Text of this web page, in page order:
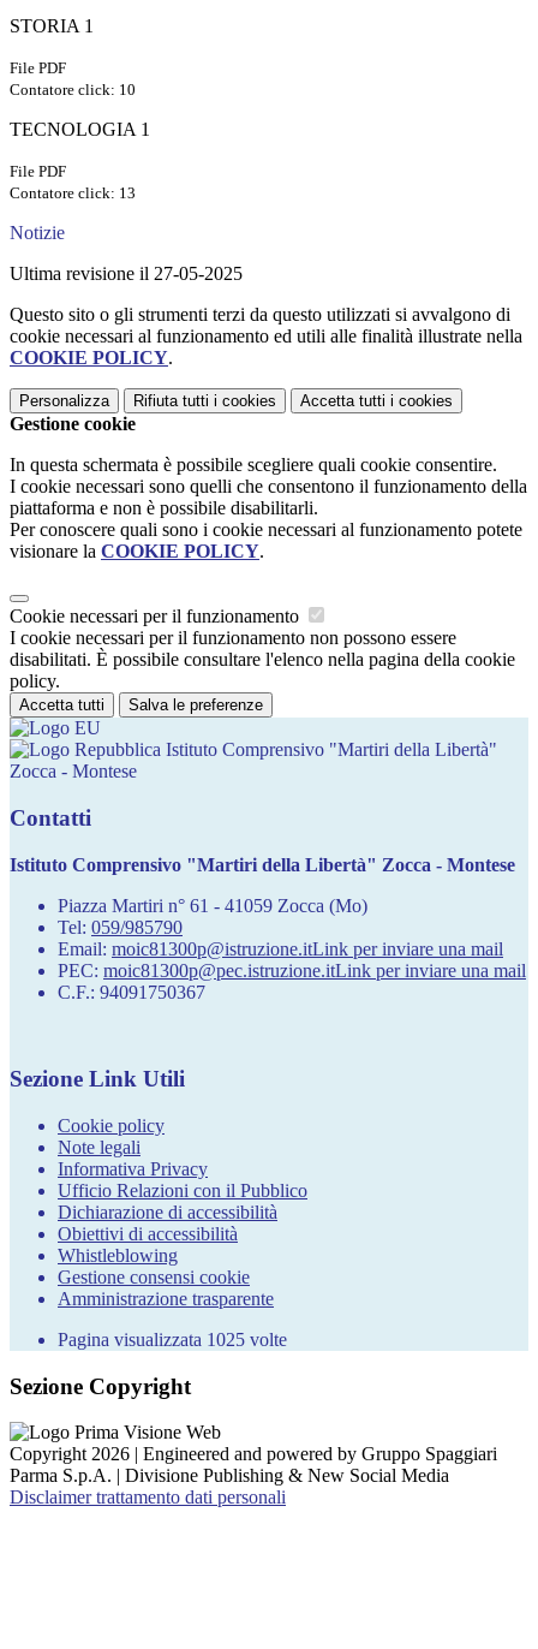
STORIA 1
File PDF
Contatore click: 10
TECNOLOGIA 1
File PDF
Contatore click: 13
Notizie
Ultima revisione il 27-05-2025
Questo sito o gli strumenti terzi da questo utilizzati si avvalgono di
cookie necessari al funzionamento ed utili alle finalità illustrate nella
COOKIE POLICY.
Personalizza Rifiuta tutti i cookies Accetta tutti i cookies
Gestione cookie
In questa schermata è possibile scegliere quali cookie consentire.
I cookie necessari sono quelli che consentono il funzionamento della
piattaforma e non è possibile disabilitarli.
Per conoscere quali sono i cookie necessari al funzionamento potete
visionare la COOKIE POLICY.
Cookie necessari per il funzionamento
I cookie necessari per il funzionamento non possono essere
disabilitati. È possibile consultare l'elenco nella pagina della cookie
policy.
Accetta tutti Salva le preferenze
Istituto Comprensivo "Martiri della Libertà"
Zocca - Montese
Contatti
Istituto Comprensivo "Martiri della Libertà" Zocca - Montese
Piazza Martiri n° 61 - 41059 Zocca (Mo)
Tel: 059/985790
Email: moic81300p@istruzione.itLink per inviare una mail
PEC: moic81300p@pec.istruzione.itLink per inviare una mail
C.F.: 94091750367
Sezione Link Utili
Cookie policy
Note legali
Informativa Privacy
Ufficio Relazioni con il Pubblico
Dichiarazione di accessibilità
Obiettivi di accessibilità
Whistleblowing
Gestione consensi cookie
Amministrazione trasparente
Pagina visualizzata 1025 volte
Sezione Copyright
Copyright 2026 | Engineered and powered by Gruppo Spaggiari
Parma S.p.A. | Divisione Publishing & New Social Media
Disclaimer trattamento dati personali